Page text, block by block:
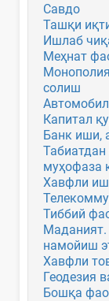
Савдо
Ташқи
Ишлаб
Меҳнат
солиш
Капитал
Банк иши,
муҳофаза
Хавфли
Тиббий
намойиш
Хавфли
Геодезия
Бошқа